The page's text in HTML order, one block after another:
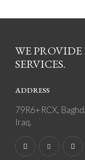
WE
SERVICES.
ADDRESS
79R6+RCX,
Iraq.